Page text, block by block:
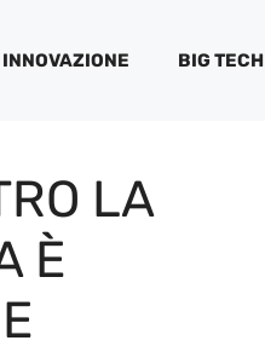
INNOVAZIONE BIG TECH
LA
È